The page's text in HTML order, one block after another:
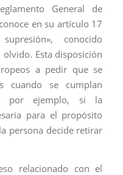
General de
en su artículo 17
conocido
Esta disposición
a pedir que se
cuando se cumplan
por ejemplo, si la
para el propósito
persona decide retirar
relacionado con el